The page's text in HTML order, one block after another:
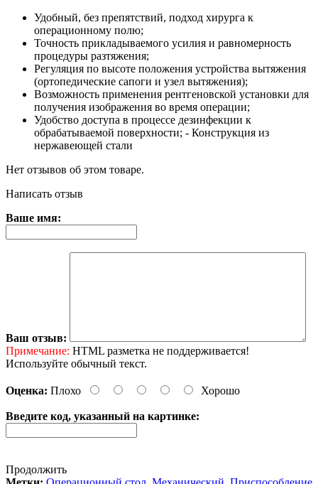
Удобный, без препятствий, подход хирурга к
операционному полю;
Точность прикладываемого усилия и равномерность
процедуры разтяжения;
Регуляция по высоте положения устройства вытяжения
(ортопедические сапоги и узел вытяжения);
Возможность применения рентгеновской установки для
получения изображения во время операции;
Удобство доступа в процессе дезинфекции к
обрабатываемой поверхности; - Конструкция из
нержавеющей стали
Нет отзывов об этом товаре.
Написать отзыв
Ваше имя:
Ваш отзыв:
Примечание: HTML разметка не поддерживается!
Используйте обычный текст.
Оценка: Плохо Хорошо
Введите код, указанный на картинке:
Продолжить